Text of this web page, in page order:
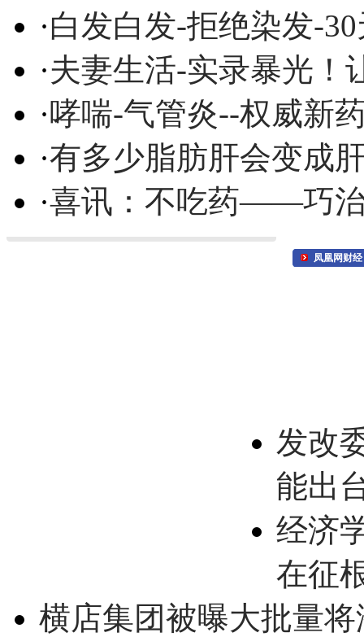
·白发白发-拒绝染发-
·夫妻生活-实录暴光！
·哮喘-气管炎--权威新
·有多少脂肪肝会变成
·喜讯：不吃药——巧
凤凰网财经
发改
能出
经济
在征
横店集团被曝大批量